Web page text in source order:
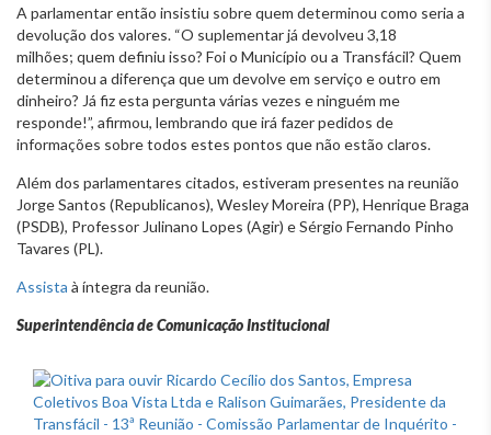
A parlamentar então insistiu sobre quem determinou como seria a
devolução dos valores. “O suplementar já devolveu 3,18
milhões; quem definiu isso? Foi o Município ou a Transfácil? Quem
determinou a diferença que um devolve em serviço e outro em
dinheiro? Já fiz esta pergunta várias vezes e ninguém me
responde!”, afirmou, lembrando que irá fazer pedidos de
informações sobre todos estes pontos que não estão claros.
Além dos parlamentares citados, estiveram presentes na reunião
Jorge Santos (Republicanos), Wesley Moreira (PP), Henrique Braga
(PSDB), Professor Julinano Lopes (Agir) e Sérgio Fernando Pinho
Tavares (PL).
Assista à íntegra da reunião.
Superintendência de Comunicação Institucional